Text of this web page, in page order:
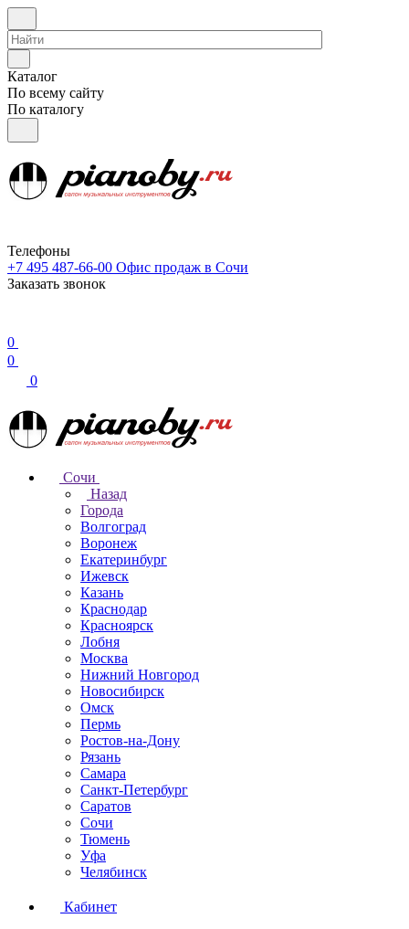
Каталог
По всему сайту
По каталогу
Телефоны
+7 495 487-66-00 Офис продаж в Сочи
Заказать звонок
0
0
0
Сочи
Назад
Города
Волгоград
Воронеж
Екатеринбург
Ижевск
Казань
Краснодар
Красноярск
Лобня
Москва
Нижний Новгород
Новосибирск
Омск
Пермь
Ростов-на-Дону
Рязань
Самара
Санкт-Петербург
Саратов
Сочи
Тюмень
Уфа
Челябинск
Кабинет